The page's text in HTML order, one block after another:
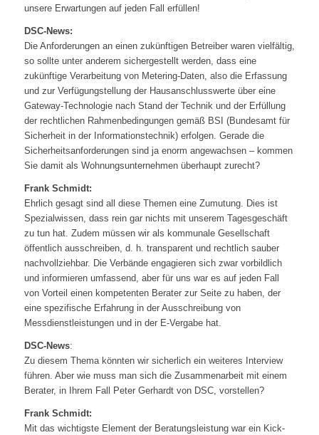
unsere Erwartungen auf jeden Fall erfüllen!
DSC-News:
Die Anforderungen an einen zukünftigen Betreiber waren vielfältig,
so sollte unter anderem sichergestellt werden, dass eine
zukünftige Verarbeitung von Metering-Daten, also die Erfassung
und zur Verfügungstellung der Hausanschlusswerte über eine
Gateway-Technologie nach Stand der Technik und der Erfüllung
der rechtlichen Rahmenbedingungen gemäß BSI (Bundesamt für
Sicherheit in der Informationstechnik) erfolgen. Gerade die
Sicherheitsanforderungen sind ja enorm angewachsen – kommen
Sie damit als Wohnungsunternehmen überhaupt zurecht?
Frank Schmidt:
Ehrlich gesagt sind all diese Themen eine Zumutung. Dies ist
Spezialwissen, dass rein gar nichts mit unserem Tagesgeschäft
zu tun hat. Zudem müssen wir als kommunale Gesellschaft
öffentlich ausschreiben, d. h. transparent und rechtlich sauber
nachvollziehbar. Die Verbände engagieren sich zwar vorbildlich
und informieren umfassend, aber für uns war es auf jeden Fall
von Vorteil einen kompetenten Berater zur Seite zu haben, der
eine spezifische Erfahrung in der Ausschreibung von
Messdienstleistungen und in der E-Vergabe hat.
DSC-News:
Zu diesem Thema könnten wir sicherlich ein weiteres Interview
führen. Aber wie muss man sich die Zusammenarbeit mit einem
Berater, in Ihrem Fall Peter Gerhardt von DSC, vorstellen?
Frank Schmidt:
Mit das wichtigste Element der Beratungsleistung war ein Kick-